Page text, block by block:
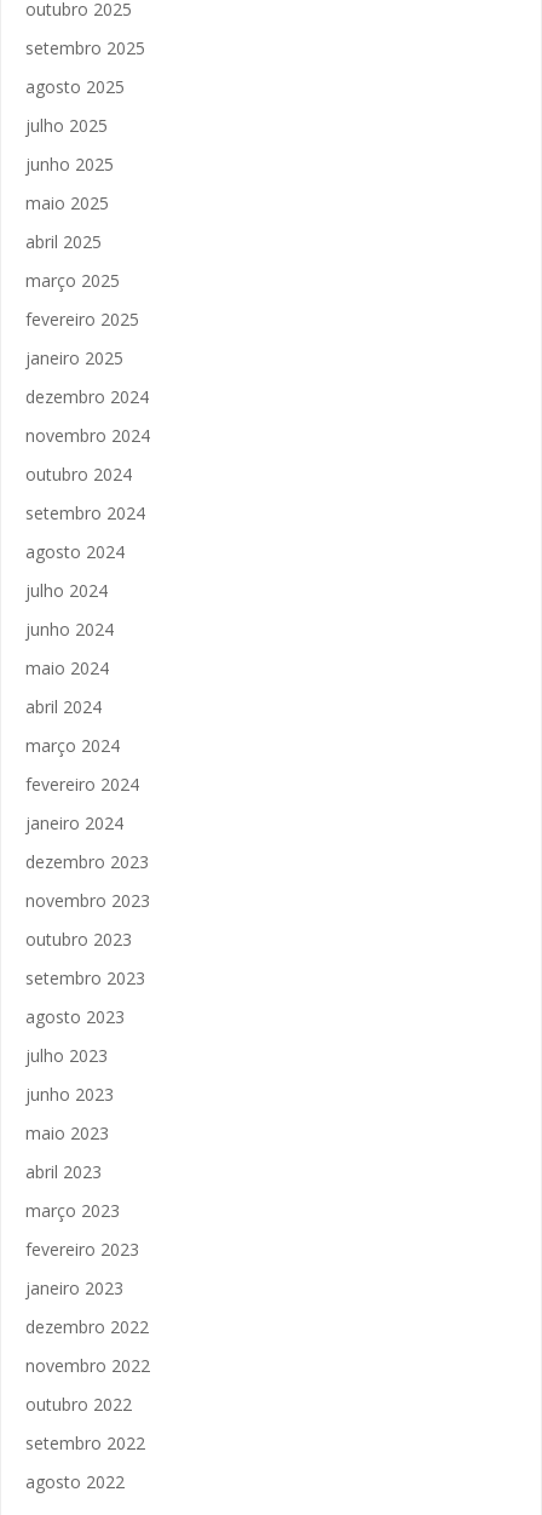
outubro 2025
setembro 2025
agosto 2025
julho 2025
junho 2025
maio 2025
abril 2025
março 2025
fevereiro 2025
janeiro 2025
dezembro 2024
novembro 2024
outubro 2024
setembro 2024
agosto 2024
julho 2024
junho 2024
maio 2024
abril 2024
março 2024
fevereiro 2024
janeiro 2024
dezembro 2023
novembro 2023
outubro 2023
setembro 2023
agosto 2023
julho 2023
junho 2023
maio 2023
abril 2023
março 2023
fevereiro 2023
janeiro 2023
dezembro 2022
novembro 2022
outubro 2022
setembro 2022
agosto 2022